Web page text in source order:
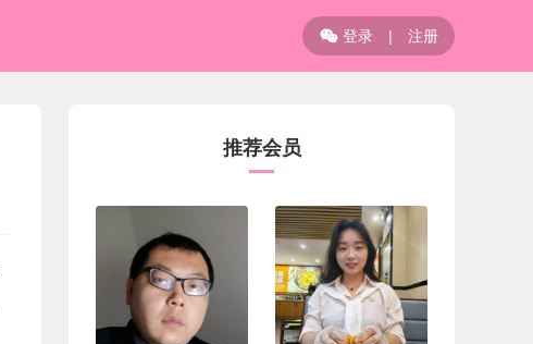
登录 | 注册
推荐会员